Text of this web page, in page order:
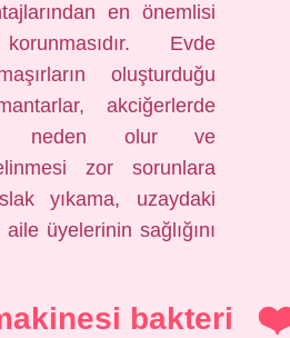
en önemlisi
korunmasıdır. Evde
oluşturduğu
akciğerlerde
neden olur ve
zor sorunlara
yıkama, uzaydaki
üyelerinin sağlığını
bakteri